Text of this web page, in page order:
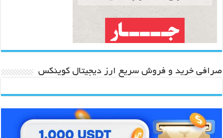
صرافی خرید و فروش سریع ارز دیجیتال کوینکس